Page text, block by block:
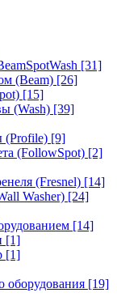
[31]
(Beam) [26]
[15]
(Wash) [39]
(Profile) [9]
(FollowSpot) [2]
(Fresnel) [14]
Washer) [24]
[14]
[1]
[1]
оборудования [19]